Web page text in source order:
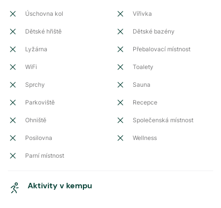
Úschovna kol Vířivka
Dětské hřiště Dětské bazény
Lyžárna Přebalovací místnost
WiFi Toalety
Sprchy Sauna
Parkoviště Recepce
Ohniště Společenská místnost
Posilovna Wellness
Parní místnost
Aktivity v kempu